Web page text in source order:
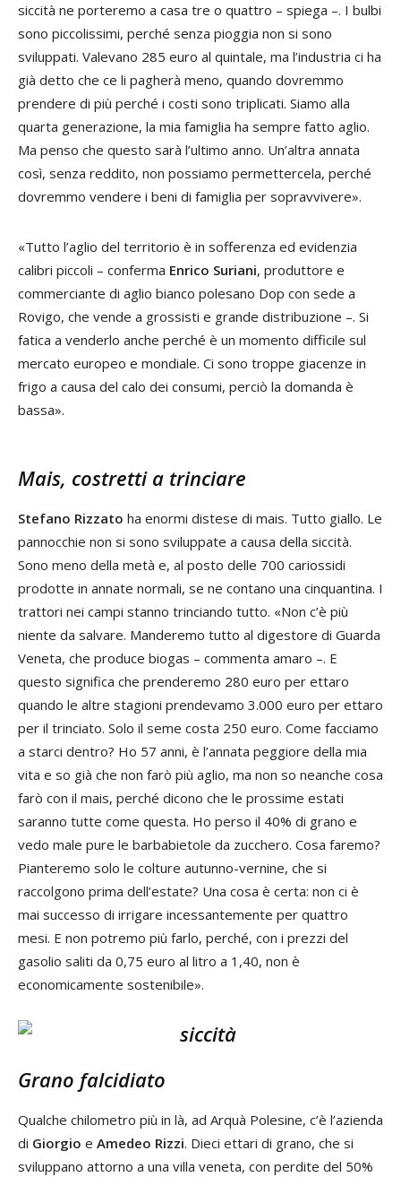
siccità ne porteremo a casa tre o quattro – spiega –. I bulbi
sono piccolissimi, perché senza pioggia non si sono
sviluppati. Valevano 285 euro al quintale, ma l’industria ci ha
già detto che ce li pagherà meno, quando dovremmo
prendere di più perché i costi sono triplicati. Siamo alla
quarta generazione, la mia famiglia ha sempre fatto aglio.
Ma penso che questo sarà l’ultimo anno. Un’altra annata
così, senza reddito, non possiamo permettercela, perché
dovremmo vendere i beni di famiglia per sopravvivere».
«Tutto l’aglio del territorio è in sofferenza ed evidenzia
calibri piccoli – conferma Enrico Suriani, produttore e
commerciante di aglio bianco polesano Dop con sede a
Rovigo, che vende a grossisti e grande distribuzione –. Si
fatica a venderlo anche perché è un momento difficile sul
mercato europeo e mondiale. Ci sono troppe giacenze in
frigo a causa del calo dei consumi, perciò la domanda è
bassa».
Mais, costretti a trinciare
Stefano Rizzato ha enormi distese di mais. Tutto giallo. Le
pannocchie non si sono sviluppate a causa della siccità.
Sono meno della metà e, al posto delle 700 cariossidi
prodotte in annate normali, se ne contano una cinquantina. I
trattori nei campi stanno trinciando tutto. «Non c’è più
niente da salvare. Manderemo tutto al digestore di Guarda
Veneta, che produce biogas – commenta amaro –. E
questo significa che prenderemo 280 euro per ettaro
quando le altre stagioni prendevamo 3.000 euro per ettaro
per il trinciato. Solo il seme costa 250 euro. Come facciamo
a starci dentro? Ho 57 anni, è l’annata peggiore della mia
vita e so già che non farò più aglio, ma non so neanche cosa
farò con il mais, perché dicono che le prossime estati
saranno tutte come questa. Ho perso il 40% di grano e
vedo male pure le barbabietole da zucchero. Cosa faremo?
Pianteremo solo le colture autunno-vernine, che si
raccolgono prima dell’estate? Una cosa è certa: non ci è
mai successo di irrigare incessantemente per quattro
mesi. E non potremo più farlo, perché, con i prezzi del
gasolio saliti da 0,75 euro al litro a 1,40, non è
economicamente sostenibile».
Grano falcidiato
Qualche chilometro più in là, ad Arquà Polesine, c’è l’azienda
di Giorgio e Amedeo Rizzi. Dieci ettari di grano, che si
sviluppano attorno a una villa veneta, con perdite del 50%